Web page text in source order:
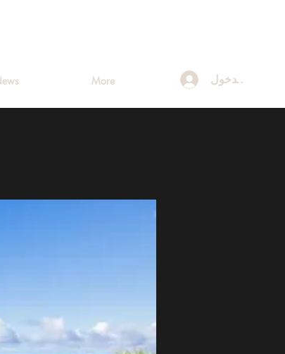
More تسجيل الدخول